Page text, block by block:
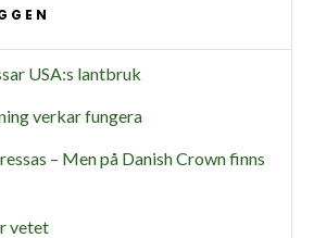
USA:s lantbruk
verkar fungera
– Men på Danish Crown finns
vetet